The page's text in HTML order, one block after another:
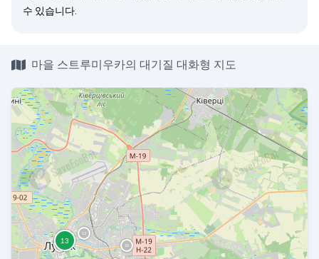
수 있습니다.
마을 스트루미우카의 대기질 대화형 지도